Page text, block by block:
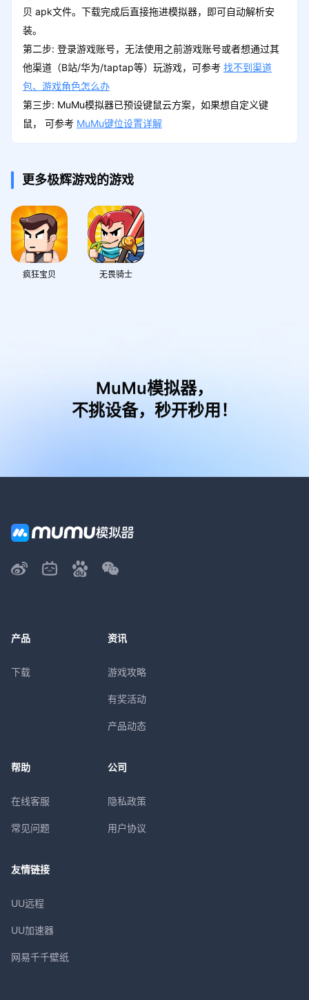
贝 apk文件。下载完成后直接拖进模拟器，即可自动解析安
装。
第二步: 登录游戏账号，无法使用之前游戏账号或者想通过其
他渠道（B站/华为/taptap等）玩游戏，可参考 找不到渠道
包、游戏角色怎么办
第三步: MuMu模拟器已预设键鼠云方案，如果想自定义键
鼠， 可参考 MuMu键位设置详解
更多极辉游戏的游戏
疯狂宝贝 无畏骑士
MuMu模拟器，
不挑设备，秒开秒用！
产品
下载
资讯
游戏攻略
有奖活动
产品动态
帮助
在线客服
常见问题
公司
隐私政策
用户协议
友情链接
UU远程
UU加速器
网易千千壁纸